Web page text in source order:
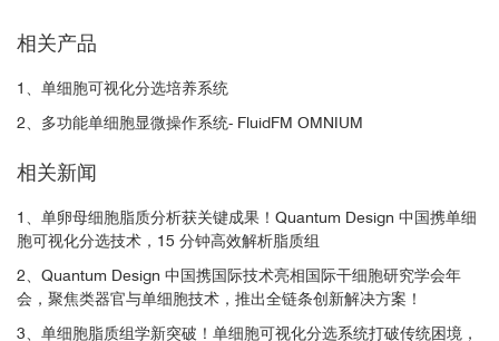
▪
▪
相关产品
1、单细胞可视化分选培养系统
2、多功能单细胞显微操作系统- FluidFM OMNIUM
相关新闻
1、单卵母细胞脂质分析获关键成果！Quantum Design 中国携单细
胞可视化分选技术，15 分钟高效解析脂质组
2、Quantum Design 中国携国际技术亮相国际干细胞研究学会年
会，聚焦类器官与单细胞技术，推出全链条创新解决方案！
3、单细胞脂质组学新突破！单细胞可视化分选系统打破传统困境，